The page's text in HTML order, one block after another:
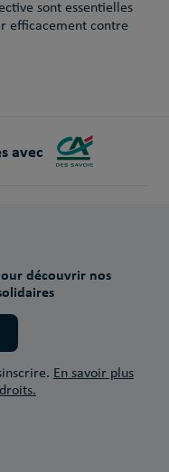
sont essentielles
efficacement contre
avec
découvrir nos
En savoir plus